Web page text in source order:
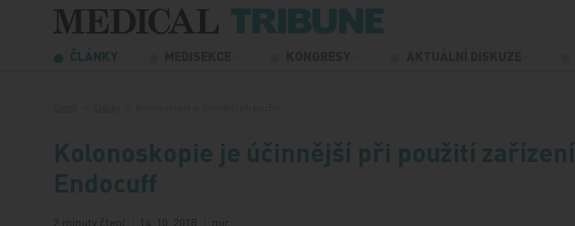
Přeskočit na obsah
ČLÁNKY
Kolonoskopie je účinnější při použití zařízení
Endocuff
2 minuty čtení 14. 10. 2018 mir